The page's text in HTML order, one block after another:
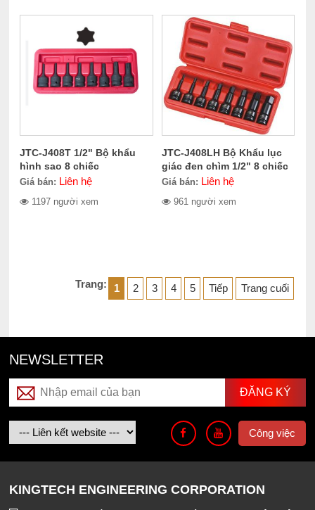
JTC-J408T 1/2" Bộ khẩu
hình sao 8 chiếc
Giá bán: Liên hệ
1197 người xem
JTC-J408LH Bộ Khẩu lục
giác đen chìm 1/2" 8 chiếc
Giá bán: Liên hệ
961 người xem
Trang: 1 2 3 4 5 Tiếp Trang cuối
NEWSLETTER
Công việc
KINGTECH ENGINEERING CORPORATION